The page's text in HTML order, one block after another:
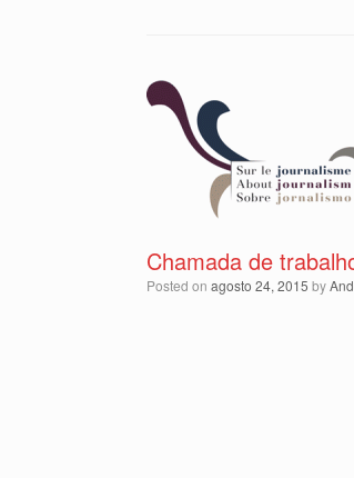
Chamada de
Posted on agosto 24, 2015 by